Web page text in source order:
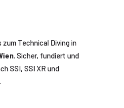
Technical Diving in
. Sicher, fundiert und
SSI, SSI XR und